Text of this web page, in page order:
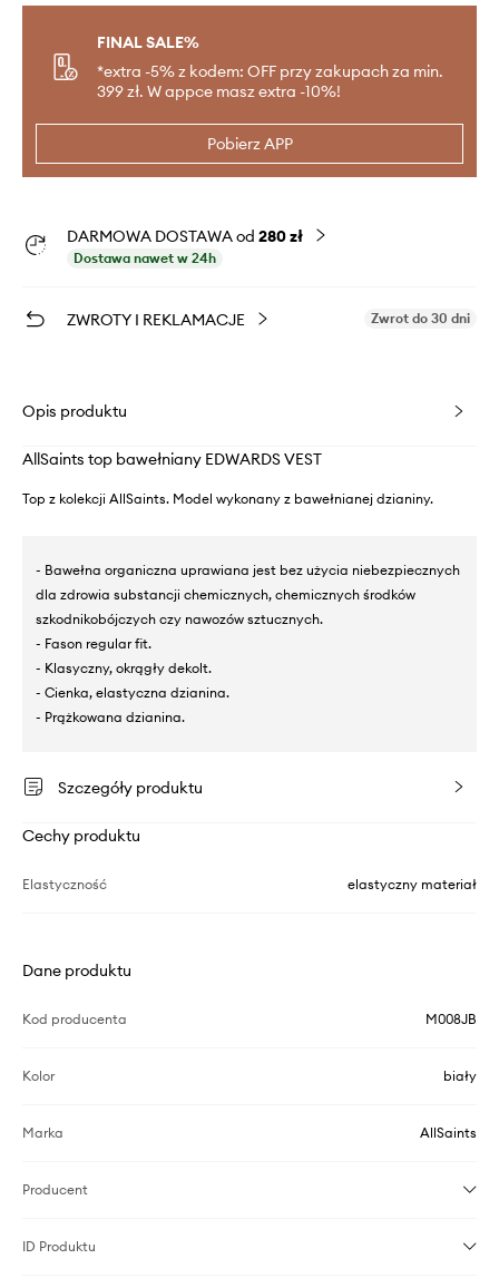
FINAL SALE%
*extra -5% z kodem: OFF przy zakupach za min.
399 zł. W appce masz extra -10%!
Pobierz APP
DARMOWA DOSTAWA od 280 zł
Dostawa nawet w 24h
ZWROTY I REKLAMACJE Zwrot do 30 dni
Opis produktu
AllSaints top bawełniany EDWARDS VEST
Top z kolekcji AllSaints. Model wykonany z bawełnianej dzianiny.
- Bawełna organiczna uprawiana jest bez użycia niebezpiecznych
dla zdrowia substancji chemicznych, chemicznych środków
szkodnikobójczych czy nawozów sztucznych.
- Fason regular fit.
- Klasyczny, okrągły dekolt.
- Cienka, elastyczna dzianina.
- Prążkowana dzianina.
Szczegóły produktu
Cechy produktu
Elastyczność elastyczny materiał
Dane produktu
Kod producenta M008JB
Kolor biały
Marka AllSaints
Producent
ID Produktu